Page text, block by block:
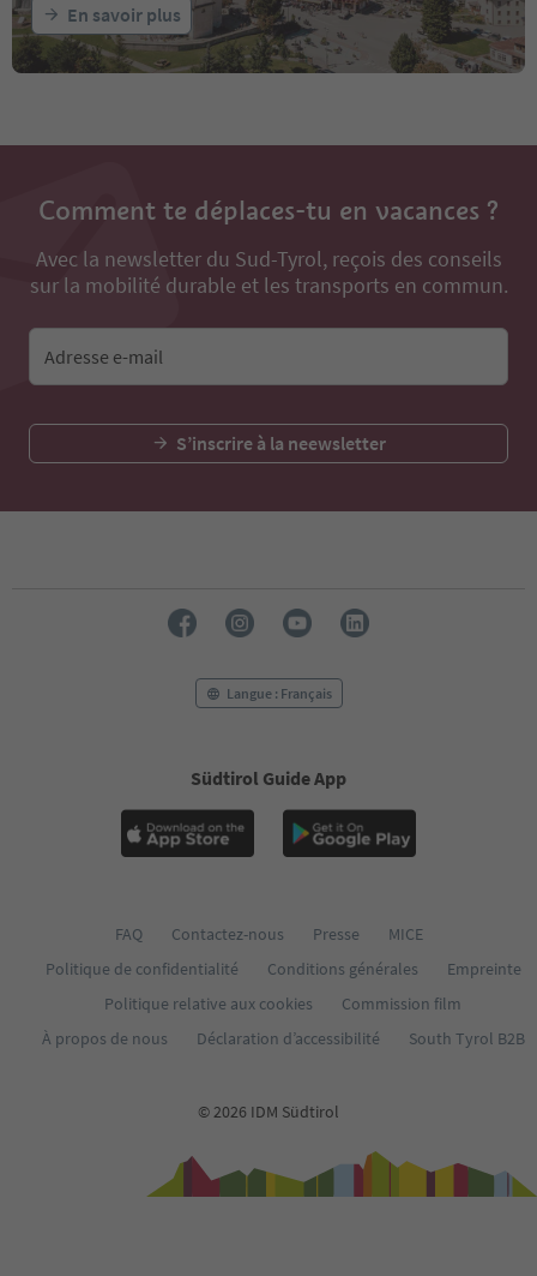
En savoir plus
Comment te déplaces-tu en vacances ?
Avec la newsletter du Sud-Tyrol, reçois des conseils
sur la mobilité durable et les transports en commun.
Adresse e-mail
S’inscrire à la neewsletter
Langue : Français
Südtirol Guide App
FAQ Contactez-nous Presse
MICE
Politique de confidentialité
Conditions générales
Empreinte
Politique relative aux cookies
Commission film
À propos de nous
Déclaration d’accessibilité South Tyrol B2B
© 2026 IDM Südtirol